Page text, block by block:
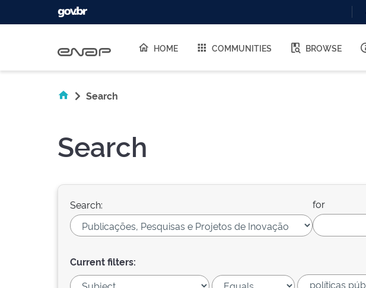
HOME COMMUNITIES BROWSE
Search
Search
Search: for
Current filters: